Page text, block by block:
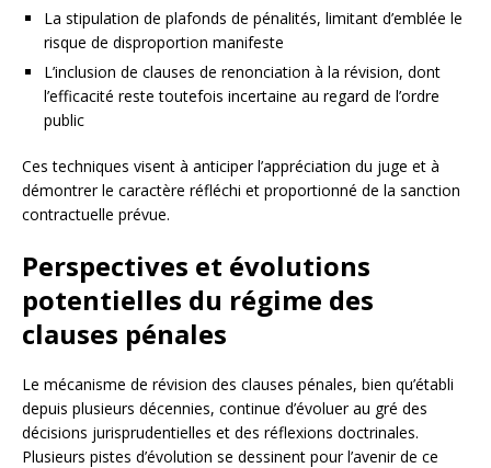
La stipulation de plafonds de pénalités, limitant d’emblée le
risque de disproportion manifeste
L’inclusion de clauses de renonciation à la révision, dont
l’efficacité reste toutefois incertaine au regard de l’ordre
public
Ces techniques visent à anticiper l’appréciation du juge et à
démontrer le caractère réfléchi et proportionné de la sanction
contractuelle prévue.
Perspectives et évolutions
potentielles du régime des
clauses pénales
Le mécanisme de révision des clauses pénales, bien qu’établi
depuis plusieurs décennies, continue d’évoluer au gré des
décisions jurisprudentielles et des réflexions doctrinales.
Plusieurs pistes d’évolution se dessinent pour l’avenir de ce